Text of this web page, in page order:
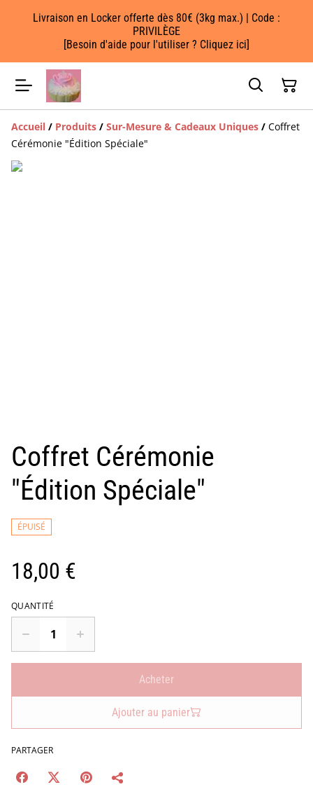
Livraison en Locker offerte dès 80€ (3kg max.) | Code :
PRIVILÈGE
[Besoin d'aide pour l'utiliser ? Cliquez ici]
Accueil / Produits / Sur-Mesure & Cadeaux Uniques / Coffret
Cérémonie "Édition Spéciale"
Coffret Cérémonie
"Édition Spéciale"
ÉPUISÉ
18,00 €
QUANTITÉ
Acheter
Ajouter au panier
PARTAGER